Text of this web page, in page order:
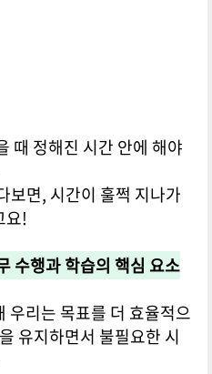
때 정해진 시간 안에 해야
보면, 시간이 훌쩍 지나가
요!
수행과 학습의 핵심 요소
우리는 목표를 더 효율적으
유지하면서 불필요한 시